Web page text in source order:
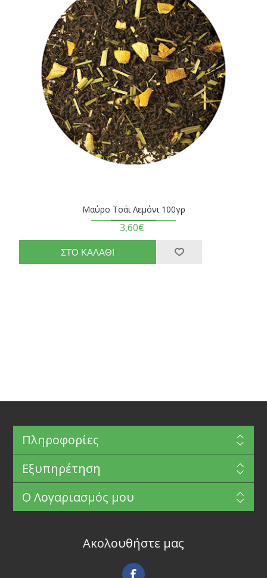
Μαύρο Τσάι Λεμόνι 100γρ
3,60€
Πληροφορίες
Εξυπηρέτηση
Ο Λογαριασμός μου
Ακολουθήστε μας